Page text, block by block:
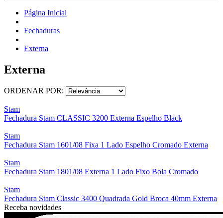
Página Inicial
Fechaduras
Externa
Externa
ORDENAR POR:
Stam
Fechadura Stam CLASSIC 3200 Externa Espelho Black
Stam
Fechadura Stam 1601/08 Fixa 1 Lado Espelho Cromado Externa
Stam
Fechadura Stam 1801/08 Externa 1 Lado Fixo Bola Cromado
Stam
Fechadura Stam Classic 3400 Quadrada Gold Broca 40mm Externa
Receba novidades